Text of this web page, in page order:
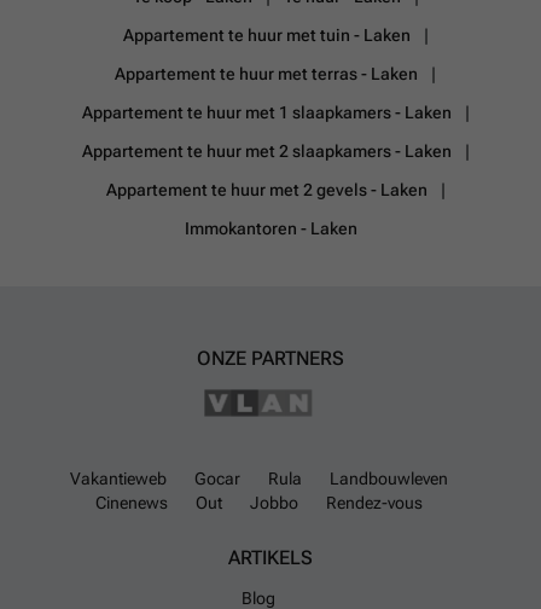
Appartement te huur met tuin - Laken
Appartement te huur met terras - Laken
Appartement te huur met 1 slaapkamers - Laken
Appartement te huur met 2 slaapkamers - Laken
Appartement te huur met 2 gevels - Laken
Immokantoren - Laken
ONZE PARTNERS
Vakantieweb Gocar Rula
Landbouwleven
Cinenews
Out Jobbo Rendez-vous
ARTIKELS
Blog